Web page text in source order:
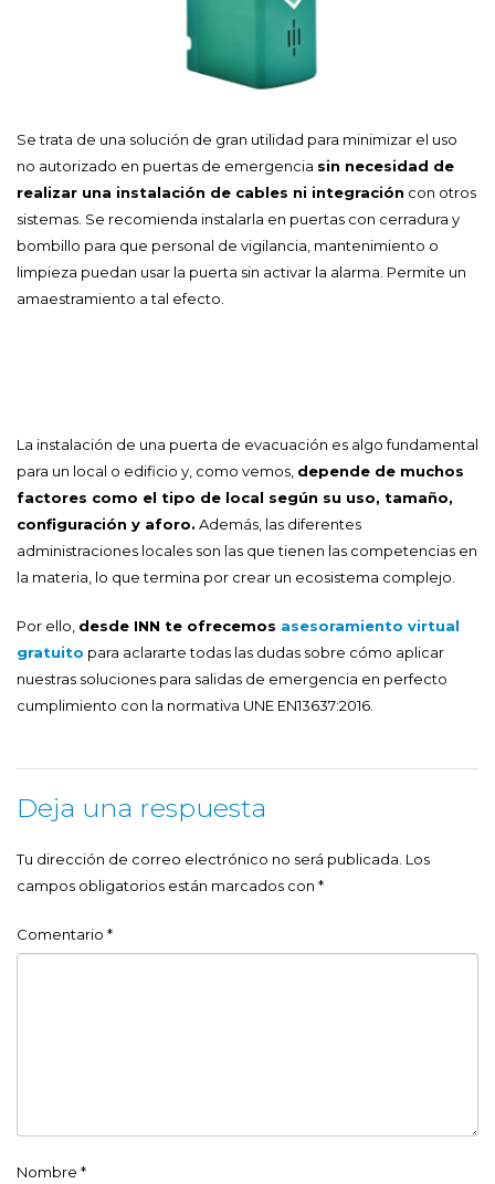
Se trata de una solución de gran utilidad para minimizar el uso
no autorizado en puertas de emergencia sin necesidad de
realizar una instalación de cables ni integración con otros
sistemas. Se recomienda instalarla en puertas con cerradura y
bombillo para que personal de vigilancia, mantenimiento o
limpieza puedan usar la puerta sin activar la alarma. Permite un
amaestramiento a tal efecto.
La instalación de una puerta de evacuación es algo fundamental
para un local o edificio y, como vemos, depende de muchos
factores como el tipo de local según su uso, tamaño,
configuración y aforo. Además, las diferentes
administraciones locales son las que tienen las competencias en
la materia, lo que termina por crear un ecosistema complejo.
Por ello, desde INN te ofrecemos asesoramiento virtual
gratuito para aclararte todas las dudas sobre cómo aplicar
nuestras soluciones para salidas de emergencia en perfecto
cumplimiento con la normativa UNE EN13637:2016.
Deja una respuesta
Tu dirección de correo electrónico no será publicada. Los
campos obligatorios están marcados con *
Comentario *
Nombre *